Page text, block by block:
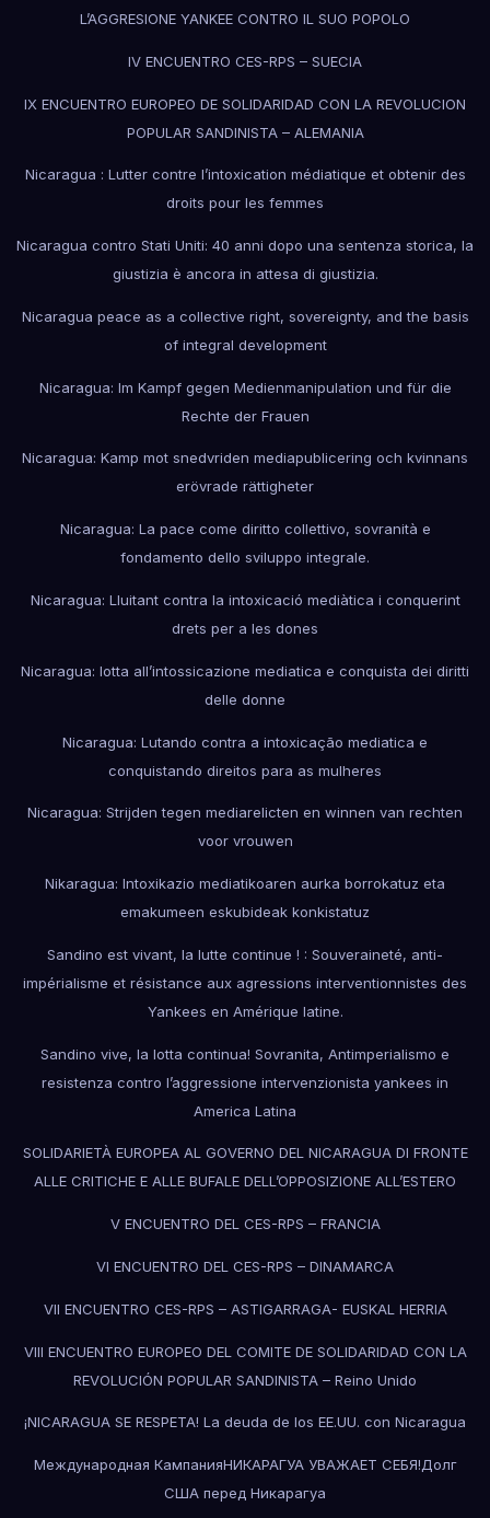
L’AGGRESIONE YANKEE CONTRO IL SUO POPOLO
IV ENCUENTRO CES-RPS – SUECIA
IX ENCUENTRO EUROPEO DE SOLIDARIDAD CON LA REVOLUCION
POPULAR SANDINISTA – ALEMANIA
Nicaragua : Lutter contre l’intoxication médiatique et obtenir des
droits pour les femmes
Nicaragua contro Stati Uniti: 40 anni dopo una sentenza storica, la
giustizia è ancora in attesa di giustizia.
Nicaragua peace as a collective right, sovereignty, and the basis
of integral development
Nicaragua: Im Kampf gegen Medienmanipulation und für die
Rechte der Frauen
Nicaragua: Kamp mot snedvriden mediapublicering och kvinnans
erövrade rättigheter
Nicaragua: La pace come diritto collettivo, sovranità e
fondamento dello sviluppo integrale.
Nicaragua: Lluitant contra la intoxicació mediàtica i conquerint
drets per a les dones
Nicaragua: lotta all’intossicazione mediatica e conquista dei diritti
delle donne
Nicaragua: Lutando contra a intoxicação mediatica e
conquistando direitos para as mulheres
Nicaragua: Strijden tegen mediarelicten en winnen van rechten
voor vrouwen
Nikaragua: Intoxikazio mediatikoaren aurka borrokatuz eta
emakumeen eskubideak konkistatuz
Sandino est vivant, la lutte continue ! : Souveraineté, anti-
impérialisme et résistance aux agressions interventionnistes des
Yankees en Amérique latine.
Sandino vive, la lotta continua! Sovranita, Antimperialismo e
resistenza contro l’aggressione intervenzionista yankees in
America Latina
SOLIDARIETÀ EUROPEA AL GOVERNO DEL NICARAGUA DI FRONTE
ALLE CRITICHE E ALLE BUFALE DELL’OPPOSIZIONE ALL’ESTERO
V ENCUENTRO DEL CES-RPS – FRANCIA
VI ENCUENTRO DEL CES-RPS – DINAMARCA
VII ENCUENTRO CES-RPS – ASTIGARRAGA- EUSKAL HERRIA
VIII ENCUENTRO EUROPEO DEL COMITE DE SOLIDARIDAD CON LA
REVOLUCIÓN POPULAR SANDINISTA – Reino Unido
¡NICARAGUA SE RESPETA! La deuda de los EE.UU. con Nicaragua
Международная КампанияНИКАРАГУА УВАЖАЕТ СЕБЯ!Долг
США перед Никарагуа